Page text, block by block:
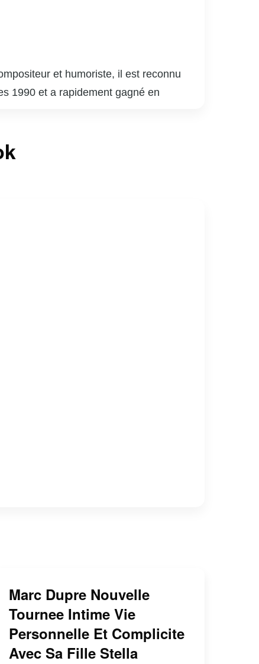
et humoriste, il est reconnu
1990 et a rapidement gagné en
ont valu plusieurs prix et distinctions,
Marc Dupre Nouvelle
Tournee Intime Vie
Personnelle Et Complicite
Avec Sa Fille Stella